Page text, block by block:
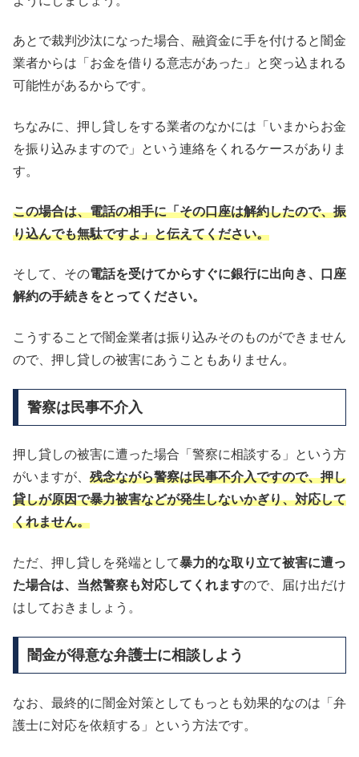
あとで裁判沙汰になった場合、融資金に手を付けると闇金
業者からは「お金を借りる意志があった」と突っ込まれる
可能性があるからです。
ちなみに、押し貸しをする業者のなかには「いまからお金
を振り込みますので」という連絡をくれるケースがありま
す。
この場合は、電話の相手に「その口座は解約したので、振
り込んでも無駄ですよ」と伝えてください。
そして、その電話を受けてからすぐに銀行に出向き、口座
解約の手続きをとってください。
こうすることで闇金業者は振り込みそのものができません
ので、押し貸しの被害にあうこともありません。
警察は民事不介入
押し貸しの被害に遭った場合「警察に相談する」という方
がいますが、 残念ながら警察は民事不介入ですので、押し
貸しが原因で暴力被害などが発生しないかぎり、対応して
くれません。
ただ、押し貸しを発端として暴力的な取り立て被害に遭っ
た場合は、当然警察も対応してくれますので、届け出だけ
はしておきましょう。
闇金が得意な弁護士に相談しよう
なお、最終的に闇金対策としてもっとも効果的なのは「弁
護士に対応を依頼する」という方法です。